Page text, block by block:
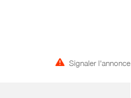
Signaler l'annonce